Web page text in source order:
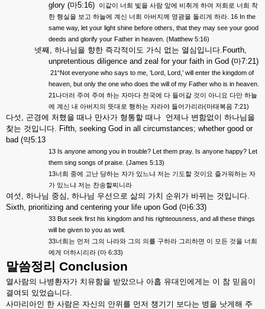
glory (마5:16) 이같이 너희 빛을 사람 앞에 비취게 하여 저희로 너희
착
한 행실을 보고 하늘에 계신 너희 아버지께 영광을 돌리게 하라 . 16 In the
same way, let your light shine before others, that they may see your good
deeds and glorify your Father in heaven. (Matthew 5:16)
넷째 , 하나님을 향한 즉각적이도 가식 없는 열심입니다.Fourth,
unpretentious diligence and zeal for your faith in God (마7:21)
21“Not everyone who says to me, ‘Lord, Lord,’ will enter the kingdom of
heaven, but only the one who does the will of my Father who is in heaven.
21 나더러 주여 주여 하는 자마다 천국에 다 들어갈 것이 아니요 다만 하늘
에
계신 내 아버지의 뜻대로 행하는 자라야 들어가리라(마태복음 7:21)
다섯 , 곤경에 처했을 때나 만사가 형통할 때나 언제나 변함없이 하나님을
찾는 것입니다. Fifth, seeking God in all circumstances; whether good or
bad (약5:13
13 Is anyone among you in trouble? Let them pray. Is anyone happy? Let
them sing songs of praise. (James 5:13)
13너희 중에 고난 당하는 자가 있느냐 저는 기도할 것이요 즐거워하는 자
가 있느냐 저는 찬송할찌니라
여섯 , 하나님 중심 , 하나님 우선으로 삶의 가치 순위가 바뀌는 것입니다.
Sixth, prioritizing and centering your life upon God (마6:33)
33 But seek first his kingdom and his righteousness, and all these things
will be given to you as well.
33너희는 먼저 그의 나라와 그의 의를 구하라 그리하면 이 모든 것을 너희
에게
더하시리라 (마 6:33)
말씀정리 Conclusion
열사람의 나병환자가 치유함을 받았으나 아홉 유대인에게는 이 참 믿음이
결여되 있었습니다.
사마리아인 한 사람은 자신의 안위를 먼저 챙기기 보다는 병을 낫게해 주